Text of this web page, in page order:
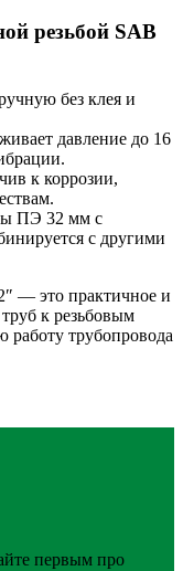
резьбой SAB
без клея и
давление до 16
к коррозии,
ПЭ 32 мм с
с другими
— это практичное и
к резьбовым
работу трубопровода
первым про